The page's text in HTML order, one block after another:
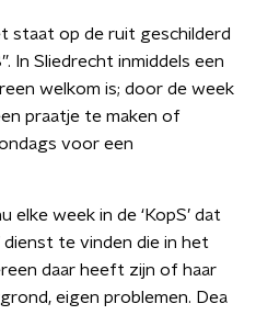
staat op de ruit geschilderd
In Sliedrecht inmiddels een
welkom is; door de week
praatje te maken of
voor een
elke week in de ‘KopS’ dat
dienst te vinden die in het
daar heeft zijn of haar
eigen problemen. Dea